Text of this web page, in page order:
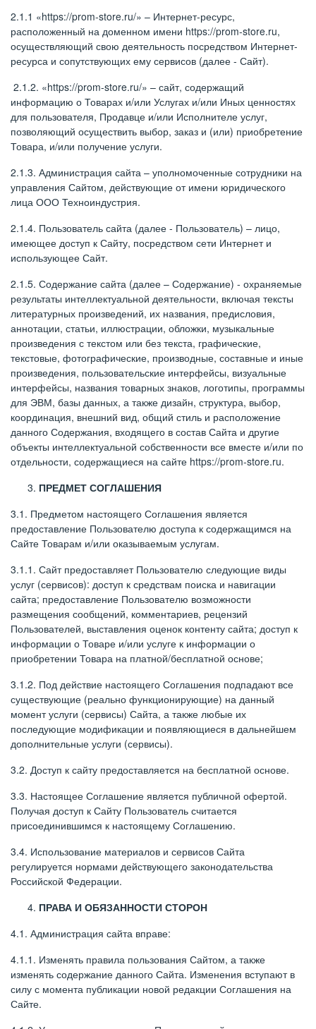
2.1.1 «https://prom-store.ru/» – Интернет-ресурс,
расположенный на доменном имени https://prom-store.ru,
осуществляющий свою деятельность посредством Интернет-
ресурса и сопутствующих ему сервисов (далее - Сайт).
2.1.2. «https://prom-store.ru/» – сайт, содержащий
информацию о Товарах и/или Услугах и/или Иных ценностях
для пользователя, Продавце и/или Исполнителе услуг,
позволяющий осуществить выбор, заказ и (или) приобретение
Товара, и/или получение услуги.
2.1.3. Администрация сайта – уполномоченные сотрудники на
управления Сайтом, действующие от имени юридического
лица ООО Техноиндустрия.
2.1.4. Пользователь сайта (далее - Пользователь) – лицо,
имеющее доступ к Сайту, посредством сети Интернет и
использующее Сайт.
2.1.5. Содержание сайта (далее – Содержание) - охраняемые
результаты интеллектуальной деятельности, включая тексты
литературных произведений, их названия, предисловия,
аннотации, статьи, иллюстрации, обложки, музыкальные
произведения с текстом или без текста, графические,
текстовые, фотографические, производные, составные и иные
произведения, пользовательские интерфейсы, визуальные
интерфейсы, названия товарных знаков, логотипы, программы
для ЭВМ, базы данных, а также дизайн, структура, выбор,
координация, внешний вид, общий стиль и расположение
данного Содержания, входящего в состав Сайта и другие
объекты интеллектуальной собственности все вместе и/или по
отдельности, содержащиеся на сайте https://prom-store.ru.
ПРЕДМЕТ СОГЛАШЕНИЯ
3.1. Предметом настоящего Соглашения является
предоставление Пользователю доступа к содержащимся на
Сайте Товарам и/или оказываемым услугам.
3.1.1. Сайт предоставляет Пользователю следующие виды
услуг (сервисов): доступ к средствам поиска и навигации
сайта; предоставление Пользователю возможности
размещения сообщений, комментариев, рецензий
Пользователей, выставления оценок контенту сайта; доступ к
информации о Товаре и/или услуге к информации о
приобретении Товара на платной/бесплатной основе;
3.1.2. Под действие настоящего Соглашения подпадают все
существующие (реально функционирующие) на данный
момент услуги (сервисы) Сайта, а также любые их
последующие модификации и появляющиеся в дальнейшем
дополнительные услуги (сервисы).
3.2. Доступ к сайту предоставляется на бесплатной основе.
3.3. Настоящее Соглашение является публичной офертой.
Получая доступ к Сайту Пользователь считается
присоединившимся к настоящему Соглашению.
3.4. Использование материалов и сервисов Сайта
регулируется нормами действующего законодательства
Российской Федерации.
ПРАВА И ОБЯЗАННОСТИ СТОРОН
4.1. Администрация сайта вправе:
4.1.1. Изменять правила пользования Сайтом, а также
изменять содержание данного Сайта. Изменения вступают в
силу с момента публикации новой редакции Соглашения на
Сайте.